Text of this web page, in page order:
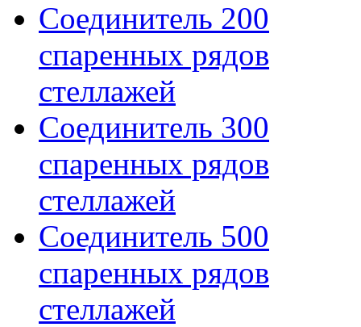
Соединитель 200
спаренных рядов
стеллажей
Соединитель 300
спаренных рядов
стеллажей
Соединитель 500
спаренных рядов
стеллажей